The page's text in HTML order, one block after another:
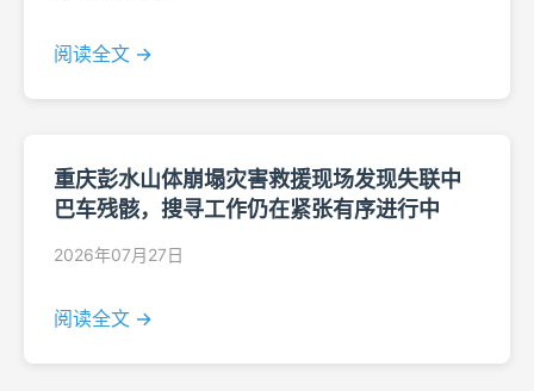
阅读全文 →
重庆彭水山体崩塌灾害救援现场发现失联中
巴车残骸，搜寻工作仍在紧张有序进行中
2026年07月27日
阅读全文 →